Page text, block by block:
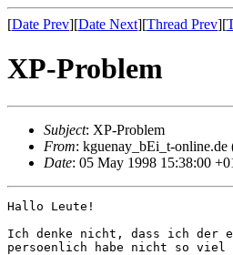
[Date Prev][Date Next][Thread Prev][
XP-Problem
Subject: XP-Problem
From: kguenay_bEi_t-
Date: 05 May 1998 15:38:00
Hallo Leute!
Ich denke nicht, dass ich
persoenlich habe nicht so viel